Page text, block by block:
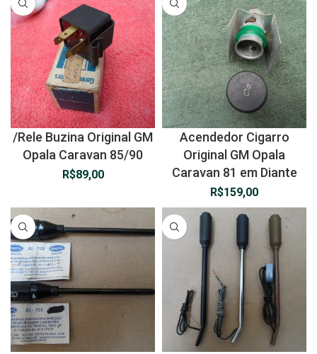
/Rele Buzina Original GM
Opala Caravan 85/90
R$89,00
Acendedor Cigarro
Original GM Opala
Caravan 81 em Diante
R$159,00